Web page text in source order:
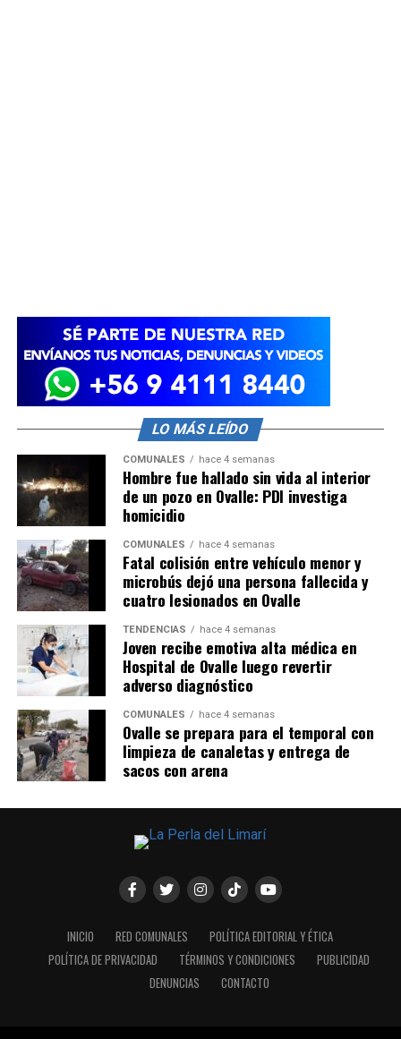
LO MÁS LEÍDO
COMUNALES hace 4 semanas
Hombre fue hallado sin vida al interior
de un pozo en Ovalle: PDI investiga
homicidio
COMUNALES hace 4 semanas
Fatal colisión entre vehículo menor y
microbús dejó una persona fallecida y
cuatro lesionados en Ovalle
TENDENCIAS hace 4 semanas
Joven recibe emotiva alta médica en
Hospital de Ovalle luego revertir
adverso diagnóstico
COMUNALES hace 4 semanas
Ovalle se prepara para el temporal con
limpieza de canaletas y entrega de
sacos con arena
INICIO RED COMUNALES
POLÍTICA EDITORIAL Y ÉTICA
POLÍTICA DE PRIVACIDAD
TÉRMINOS Y CONDICIONES
PUBLICIDAD
DENUNCIAS
CONTACTO